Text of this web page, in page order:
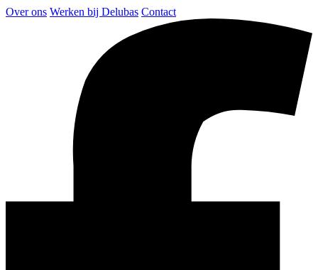
Over ons Werken bij Delubas Contact